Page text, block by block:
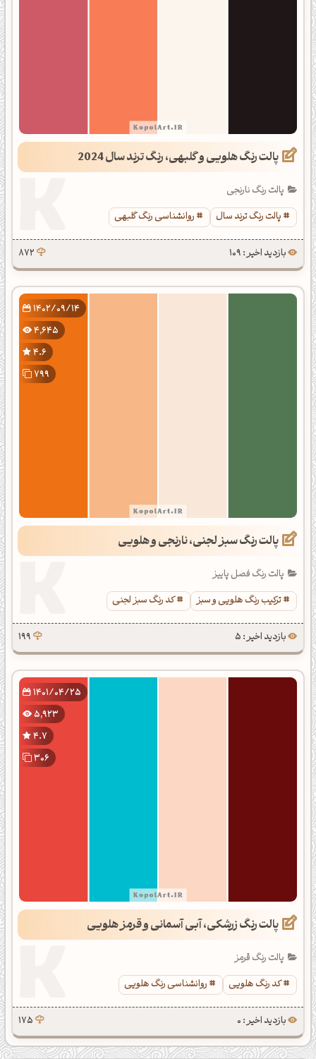
پالت رنگ هلویی و گلبهی، رنگ ترند سال 2024
پالت رنگ نارنجی
پالت رنگ ترند سال
روانشناسی رنگ گلبهی
بازدید اخیر : 109 872
1402/09/14
4,645
4.6
799
پالت رنگ سبز لجنی، نارنجی و هلویی
پالت رنگ فصل پاییز
ترکیب رنگ هلویی و سبز
کد رنگ سبز لجنی
بازدید اخیر : 5 199
1401/04/25
5,923
4.7
306
پالت رنگ زرشکی، آبی آسمانی و قرمز هلویی
پالت رنگ قرمز
کد رنگ هلویی
روانشناسی رنگ هلویی
بازدید اخیر : 0 175